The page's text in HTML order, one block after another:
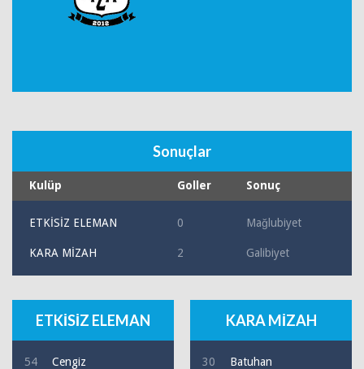
Sonuçlar
Kulüp Goller Sonuç
ETKİSİZ ELEMAN 0 Mağlubiyet
KARA MİZAH 2 Galibiyet
ETKİSİZ ELEMAN
54
Cengiz
KARA MİZAH
30
Batuhan